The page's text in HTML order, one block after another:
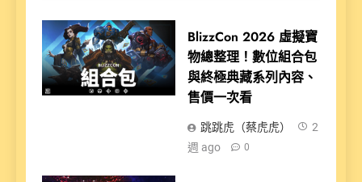
BlizzCon 2026 虛擬寶
物總整理！數位組合包
與終極典藏系列內容、
售價一次看
跳跳虎（蔡虎虎）
2
週 ago
0